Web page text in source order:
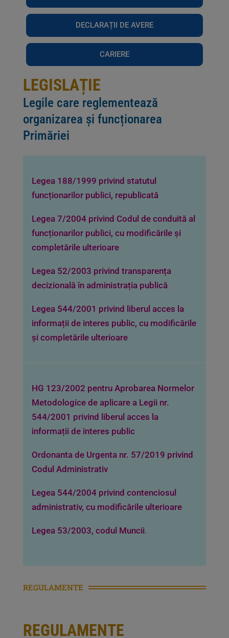
DECLARAȚII DE AVERE
CARIERE
LEGISLAȚIE
Legile care reglementează
organizarea și funcționarea
Primăriei
Legea 188/1999 privind statutul
funcționarilor publici, republicată
Legea 7/2004 privind Codul de conduită al
funcționarilor publici, cu modificările și
completările ulterioare
Legea 52/2003 privind transparența
decizională în administrația publică
Legea 544/2001 privind liberul acces la
informații de interes public, cu modificările
și completările ulterioare
HG 123/2002 pentru Aprobarea Normelor
Metodologice de aplicare a Legii nr.
544/2001 privind liberul acces la
informații de interes public
Ordonanta de Urgenta nr. 57/2019 privind
Codul Administrativ
Legea 544/2004 privind contenciosul
administrativ, cu modificările ulterioare
Legea 53/2003, codul Muncii.
REGULAMENTE
REGULAMENTE